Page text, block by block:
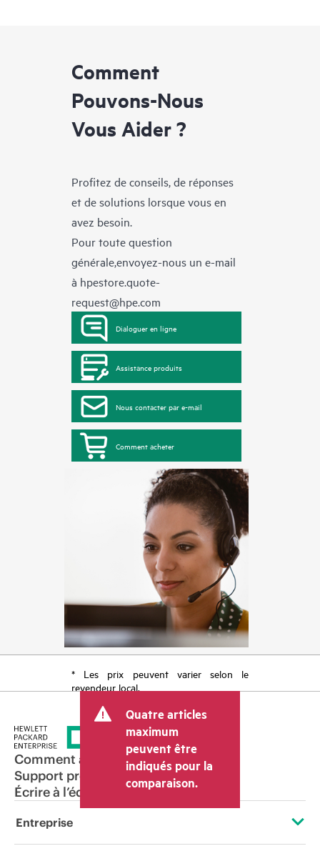
Comment
Pouvons-Nous
Vous Aider ?
Profitez de conseils, de réponses
et de solutions lorsque vous en
avez besoin.
Pour toute question
générale,envoyez-nous un e-mail
à hpestore.quote-
request@hpe.com
Dialoguer en ligne
Assistance produits
Nous contacter par e-mail
Comment acheter
* Les prix peuvent varier selon le
revendeur local.
Quatre articles
maximum
peuvent être
indiqués pour la
comparaison.
Comment acheter
Support produit
Écrire à l’équipe commerciale
Entreprise